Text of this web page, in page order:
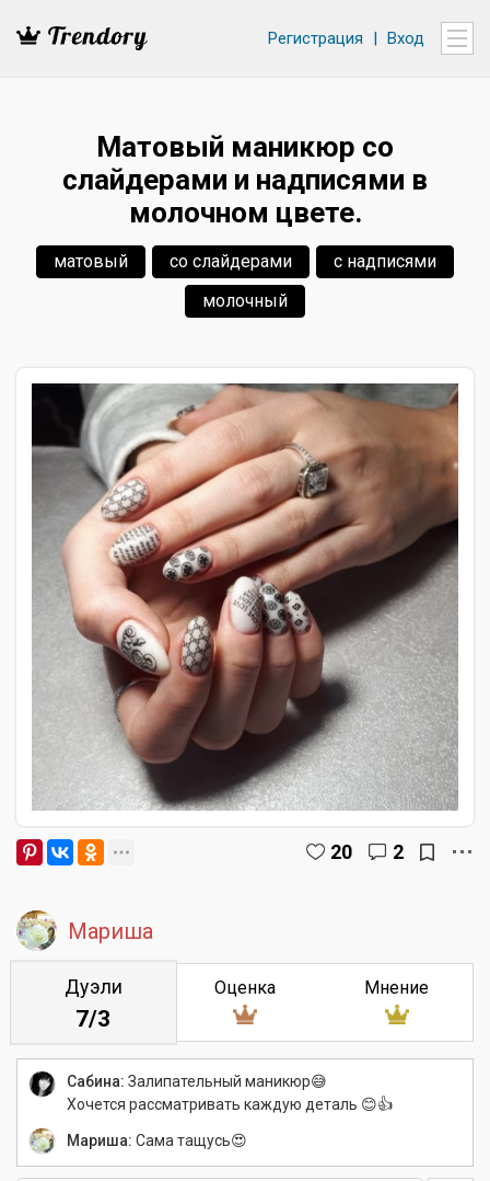
Регистрация | Вход
Матовый маникюр со
слайдерами и надписями в
молочном цвете.
матовый со слайдерами
с надписями
молочный
20 2
Мариша
Дуэли
7/3
Оценка Мнение
Сабина: Залипательный маникюр😅
Хочется рассматривать каждую деталь 😊👍
Мариша: Сама тащусь😍